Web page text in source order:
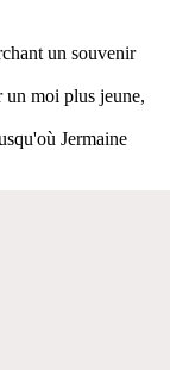
un souvenir
moi plus jeune,
Jermaine